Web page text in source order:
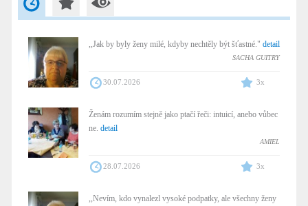
,,Jak by byly ženy milé, kdyby nechtěly být šťastné." detail
SACHA GUITRY
30.07.2026 3x
Ženám rozumím stejně jako ptačí řeči: intuicí, anebo vůbec
ne. detail
AMIEL
28.07.2026 3x
,,Nevím, kdo vynalezl vysoké podpatky, ale všechny ženy